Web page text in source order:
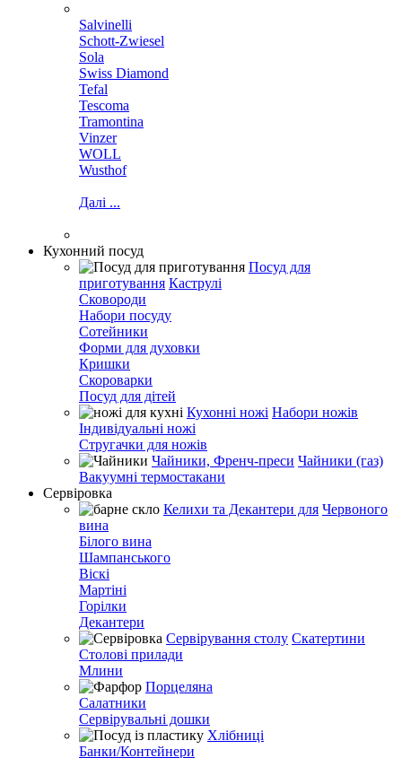
Salvinelli
Schott-Zwiesel
Sola
Swiss Diamond
Tefal
Tescoma
Tramontina
Vinzer
WOLL
Wusthof
Далі ...
Кухонний посуд
Посуд для
приготування Каструлі
Сковороди
Набори посуду
Сотейники
Форми для духовки
Кришки
Скороварки
Посуд для дітей
Кухонні ножі Набори ножів
Індивідуальні ножі
Стругачки для ножів
Чайники, Френч-преси Чайники (газ)
Вакуумні термостакани
Сервіровка
Келихи та Декантери для Червоного
вина
Білого вина
Шампанського
Віскі
Мартіні
Горілки
Декантери
Сервірування столу Скатертини
Столові прилади
Млини
Порцеляна
Салатники
Сервірувальні дошки
Хлібниці
Банки/Контейнери